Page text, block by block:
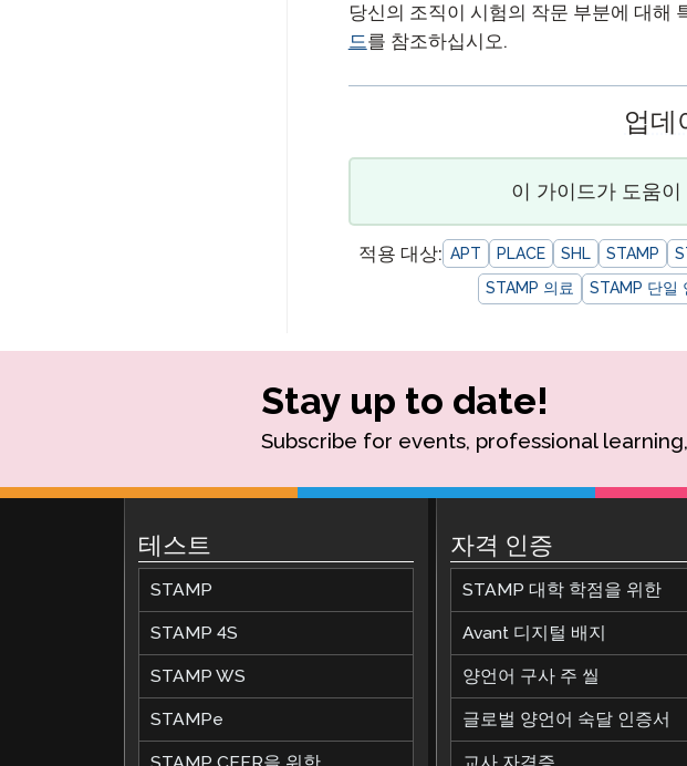
당신의 조직이 시험의 작문 부분에 대해
드를 참조하십시오.
업데
이 가이드가 도움
적용 대상: APT PLACE SHL STAMP
STAMP 의료
STAMP 단일
Stay up to date!
Subscribe for events, professional
테스트
STAMP
STAMP 4S
STAMP WS
STAMPe
자격 인증
STAMP 대학 학점을 위한
Avant 디지털 배지
양언어 구사 주 씰
글로벌 양언어 숙달 인증서